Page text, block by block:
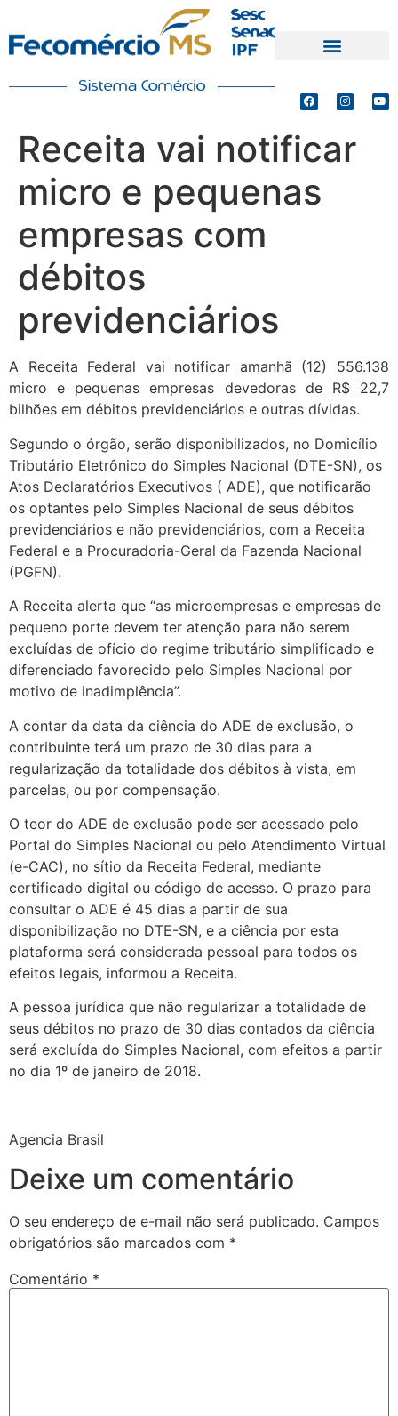
Receita vai notificar
micro e pequenas
empresas com
débitos
previdenciários
A Receita Federal vai notificar amanhã (12) 556.138
micro e pequenas empresas devedoras de R$ 22,7
bilhões em débitos previdenciários e outras dívidas.
Segundo o órgão, serão disponibilizados, no Domicílio
Tributário Eletrônico do Simples Nacional (DTE-SN), os
Atos Declaratórios Executivos ( ADE), que notificarão
os optantes pelo Simples Nacional de seus débitos
previdenciários e não previdenciários, com a Receita
Federal e a Procuradoria-Geral da Fazenda Nacional
(PGFN).
A Receita alerta que “as microempresas e empresas de
pequeno porte devem ter atenção para não serem
excluídas de ofício do regime tributário simplificado e
diferenciado favorecido pelo Simples Nacional por
motivo de inadimplência”.
A contar da data da ciência do ADE de exclusão, o
contribuinte terá um prazo de 30 dias para a
regularização da totalidade dos débitos à vista, em
parcelas, ou por compensação.
O teor do ADE de exclusão pode ser acessado pelo
Portal do Simples Nacional ou pelo Atendimento Virtual
(e-CAC), no sítio da Receita Federal, mediante
certificado digital ou código de acesso. O prazo para
consultar o ADE é 45 dias a partir de sua
disponibilização no DTE-SN, e a ciência por esta
plataforma será considerada pessoal para todos os
efeitos legais, informou a Receita.
A pessoa jurídica que não regularizar a totalidade de
seus débitos no prazo de 30 dias contados da ciência
será excluída do Simples Nacional, com efeitos a partir
no dia 1º de janeiro de 2018.
Agencia Brasil
Deixe um comentário
O seu endereço de e-mail não será publicado. Campos
obrigatórios são marcados com *
Comentário *